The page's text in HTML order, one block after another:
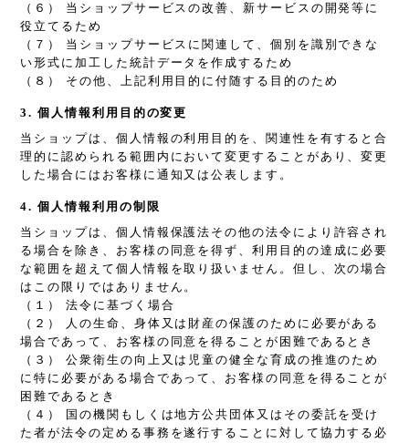
（６） 当ショップサービスの改善、新サービスの開発等に
役立てるため
（７） 当ショップサービスに関連して、個別を識別できな
い形式に加工した統計データを作成するため
（８） その他、上記利用目的に付随する目的のため
3. 個人情報利用目的の変更
当ショップは、個人情報の利用目的を、関連性を有すると合
理的に認められる範囲内において変更することがあり、変更
した場合にはお客様に通知又は公表します。
4. 個人情報利用の制限
当ショップは、個人情報保護法その他の法令により許容され
る場合を除き、お客様の同意を得ず、利用目的の達成に必要
な範囲を超えて個人情報を取り扱いません。但し、次の場合
はこの限りではありません。
（１） 法令に基づく場合
（２） 人の生命、身体又は財産の保護のために必要がある
場合であって、お客様の同意を得ることが困難であるとき
（３） 公衆衛生の向上又は児童の健全な育成の推進のため
に特に必要がある場合であって、お客様の同意を得ることが
困難であるとき
（４） 国の機関もしくは地方公共団体又はその委託を受け
た者が法令の定める事務を遂行することに対して協力する必